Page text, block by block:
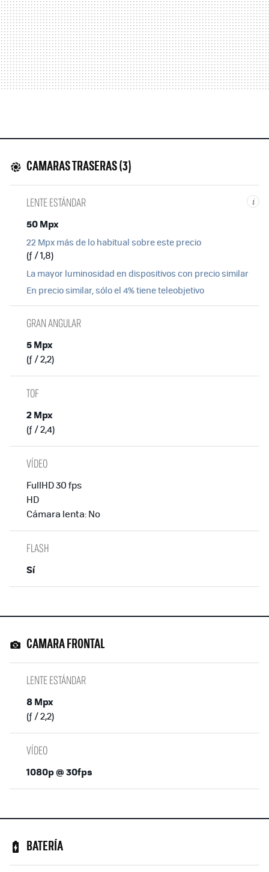
CAMARAS TRASERAS (3)
i
LENTE ESTÁNDAR
50 Mpx
22 Mpx más de lo habitual sobre este precio
(ƒ / 1,8)
La mayor luminosidad en dispositivos con precio similar
En precio similar, sólo el 4% tiene teleobjetivo
GRAN ANGULAR
5 Mpx
(ƒ / 2,2)
TOF
2 Mpx
(ƒ / 2,4)
VÍDEO
FullHD 30 fps
HD
Cámara lenta: No
FLASH
Sí
CAMARA FRONTAL
LENTE ESTÁNDAR
8 Mpx
(ƒ / 2,2)
VÍDEO
1080p @ 30fps
BATERÍA